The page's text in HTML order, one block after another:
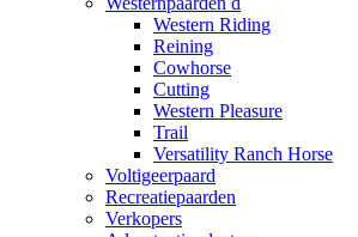
Western Riding
Reining
Cowhorse
Cutting
Western Pleasure
Trail
Versatility Ranch Horse
Voltigeerpaard
Recreatiepaarden
Verkopers